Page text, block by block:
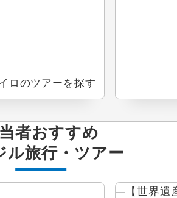
ロのツアーを探す
者おすすめ
ル旅行・ツアー